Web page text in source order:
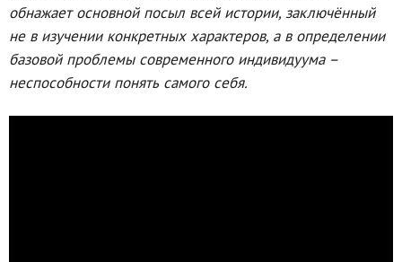
обнажает основной посыл всей истории, заключённый
не в изучении конкретных характеров, а в определении
базовой проблемы современного индивидуума –
неспособности понять самого себя.